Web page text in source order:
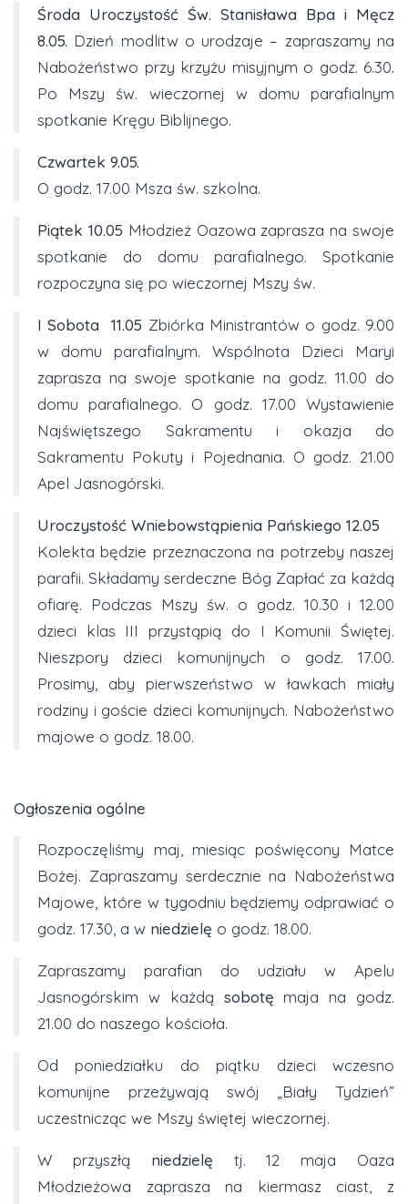
Środa Uroczystość Św. Stanisława Bpa i Męcz
8.05. Dzień modlitw o urodzaje – zapraszamy na
Nabożeństwo przy krzyżu misyjnym o godz. 6.30.
Po Mszy św. wieczornej w domu parafialnym
spotkanie Kręgu Biblijnego.
Czwartek 9.05.
O godz. 17.00 Msza św. szkolna.
Piątek 10.05 Młodzież Oazowa zaprasza na swoje
spotkanie do domu parafialnego. Spotkanie
rozpoczyna się po wieczornej Mszy św.
I Sobota 11.05 Zbiórka Ministrantów o godz. 9.00
w domu parafialnym. Wspólnota Dzieci Maryi
zaprasza na swoje spotkanie na godz. 11.00 do
domu parafialnego. O godz. 17.00 Wystawienie
Najświętszego Sakramentu i okazja do
Sakramentu Pokuty i Pojednania. O godz. 21.00
Apel Jasnogórski.
Uroczystość Wniebowstąpienia Pańskiego 12.05
Kolekta będzie przeznaczona na potrzeby naszej
parafii. Składamy serdeczne Bóg Zapłać za każdą
ofiarę. Podczas Mszy św. o godz. 10.30 i 12.00
dzieci klas III przystąpią do I Komunii Świętej.
Nieszpory dzieci komunijnych o godz. 17.00.
Prosimy, aby pierwszeństwo w ławkach miały
rodziny i goście dzieci komunijnych. Nabożeństwo
majowe o godz. 18.00.
Ogłoszenia ogólne
Rozpoczęliśmy maj, miesiąc poświęcony Matce
Bożej. Zapraszamy serdecznie na Nabożeństwa
Majowe, które w tygodniu będziemy odprawiać o
godz. 17.30, a w niedzielę o godz. 18.00.
Zapraszamy parafian do udziału w Apelu
Jasnogórskim w każdą sobotę maja na godz.
21.00 do naszego kościoła.
Od poniedziałku do piątku dzieci wczesno
komunijne przeżywają swój „Biały Tydzień”
uczestnicząc we Mszy świętej wieczornej.
W przyszłą niedzielę tj. 12 maja Oaza
Młodzieżowa zaprasza na kiermasz ciast, z